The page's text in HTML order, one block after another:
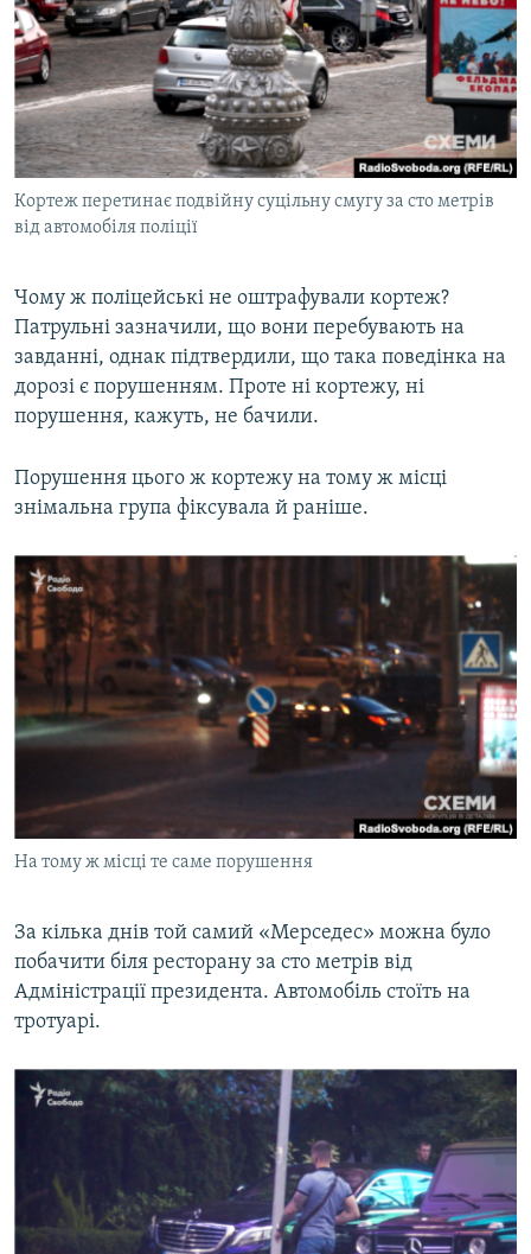
Кортеж перетинає подвійну суцільну смугу за сто метрів
від автомобіля поліції
Чому ж поліцейські не оштрафували кортеж?
Патрульні зазначили, що вони перебувають на
завданні, однак підтвердили, що така поведінка на
дорозі є порушенням. Проте ні кортежу, ні
порушення, кажуть, не бачили.
Порушення цього ж кортежу на тому ж місці
знімальна група фіксувала й раніше.
На тому ж місці те саме порушення
За кілька днів той самий «Мерседес» можна було
побачити біля ресторану за сто метрів від
Адміністрації президента. Автомобіль стоїть на
тротуарі.